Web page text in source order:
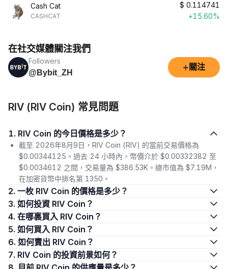
Cash Cat
CASHCAT
$ 0.114741
+15.60%
在社交媒體關注我們
Followers
@Bybit_ZH
+ 關注
RIV (RIV Coin) 常見問題
1. RIV Coin 的今日價格是多少？
截至 2026年8月9日，RIV Coin (RIV) 的當前交易價格為
$0.00344125。過去 24 小時內，幣價介於 $0.00332382 至
$0.0034612 之間，交易量為 $386.53K。總市值為 $7.19M，
在加密貨幣中排名第 1350。
2. 一枚 RIV Coin 的價格是多少？
3. 如何投資 RIV Coin？
4. 在哪裏買入 RIV Coin？
5. 如何買入 RIV Coin？
6. 如何賣出 RIV Coin？
7. RIV Coin 的投資前景如何？